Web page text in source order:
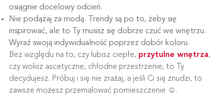
osiągnie docelowy odcień.
Nie podążaj za modą. Trendy są po to, żeby się
inspirować, ale to Ty musisz się dobrze czuć we wnętrzu.
Wyraź swoją indywidualność poprzez dobór koloru.
Bez względu na to, czy lubisz ciepłe, przytulne wnętrza,
czy wolisz ascetyczne, chłodne przestrzenie, to Ty
decydujesz. Próbuj i się nie zrażaj, a jeśli Ci się znudzi, to
zawsze możesz przemalować pomieszczenie ☺.